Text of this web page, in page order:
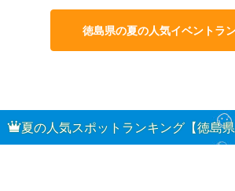
徳島県の夏の人気イベントラ
夏の人気スポットランキング【徳島県